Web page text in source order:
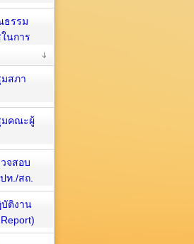
ธรรม
นการ
สภา
มคณะผู้
จสอบ
ท./สถ.
ติงาน